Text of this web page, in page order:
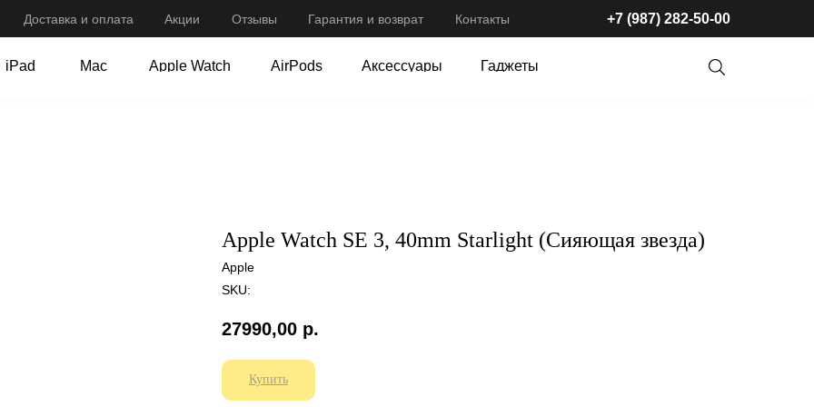
Оплата Акции Отзывы Гарантия и возврат Контакты +7 (987) 282-50-00
iPad Mac Apple Watch AirPods Аксессуары Dyson
Доставка и оплата Акции Отзывы Гарантия и возврат Контакты +7 (987) 282-50-00
iPad Mac Apple Watch AirPods Аксессуары Гаджеты
Apple Watch SE 3, 40mm Starlight (Сияющая звезда)
Apple
SKU:
27990,00 р.
Купить